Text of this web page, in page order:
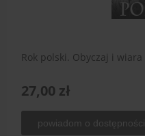
Rok polski. Obyczaj i wiara
27,00 zł
powiadom o dostępności